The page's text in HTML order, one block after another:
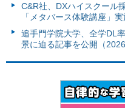
C&R社、DXハイスクール
「メタバース体験講座」
追手門学院大学、全学DL
景に迫る記事を公開（2026